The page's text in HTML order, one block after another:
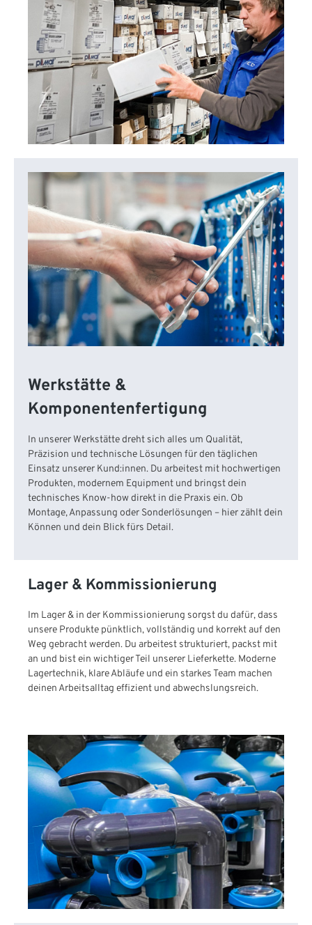
Werkstätte &
Komponentenfertigung
In unserer Werkstätte dreht sich alles um Qualität,
Präzision und technische Lösungen für den täglichen
Einsatz unserer Kund:innen. Du arbeitest mit hochwertigen
Produkten, modernem Equipment und bringst dein
technisches Know-how direkt in die Praxis ein. Ob
Montage, Anpassung oder Sonderlösungen – hier zählt dein
Können und dein Blick fürs Detail.
Lager & Kommissionierung
Im Lager & in der Kommissionierung sorgst du dafür, dass
unsere Produkte pünktlich, vollständig und korrekt auf den
Weg gebracht werden. Du arbeitest strukturiert, packst mit
an und bist ein wichtiger Teil unserer Lieferkette. Moderne
Lagertechnik, klare Abläufe und ein starkes Team machen
deinen Arbeitsalltag effizient und abwechslungsreich.